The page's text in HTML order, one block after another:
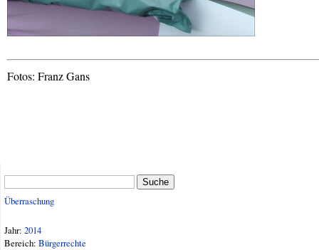
Fotos: Franz Gans
Suche
Überraschung
Jahr: 2014
Bereich: Bürgerrechte